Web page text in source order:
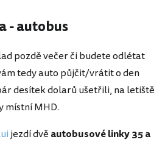
- autobus
pozdě večer či budete odlétat
tedy auto půjčit/vrátit o den
desítek dolarů ušetřili, na letiště
místní MHD.
jezdí dvě autobusovélinky 35a